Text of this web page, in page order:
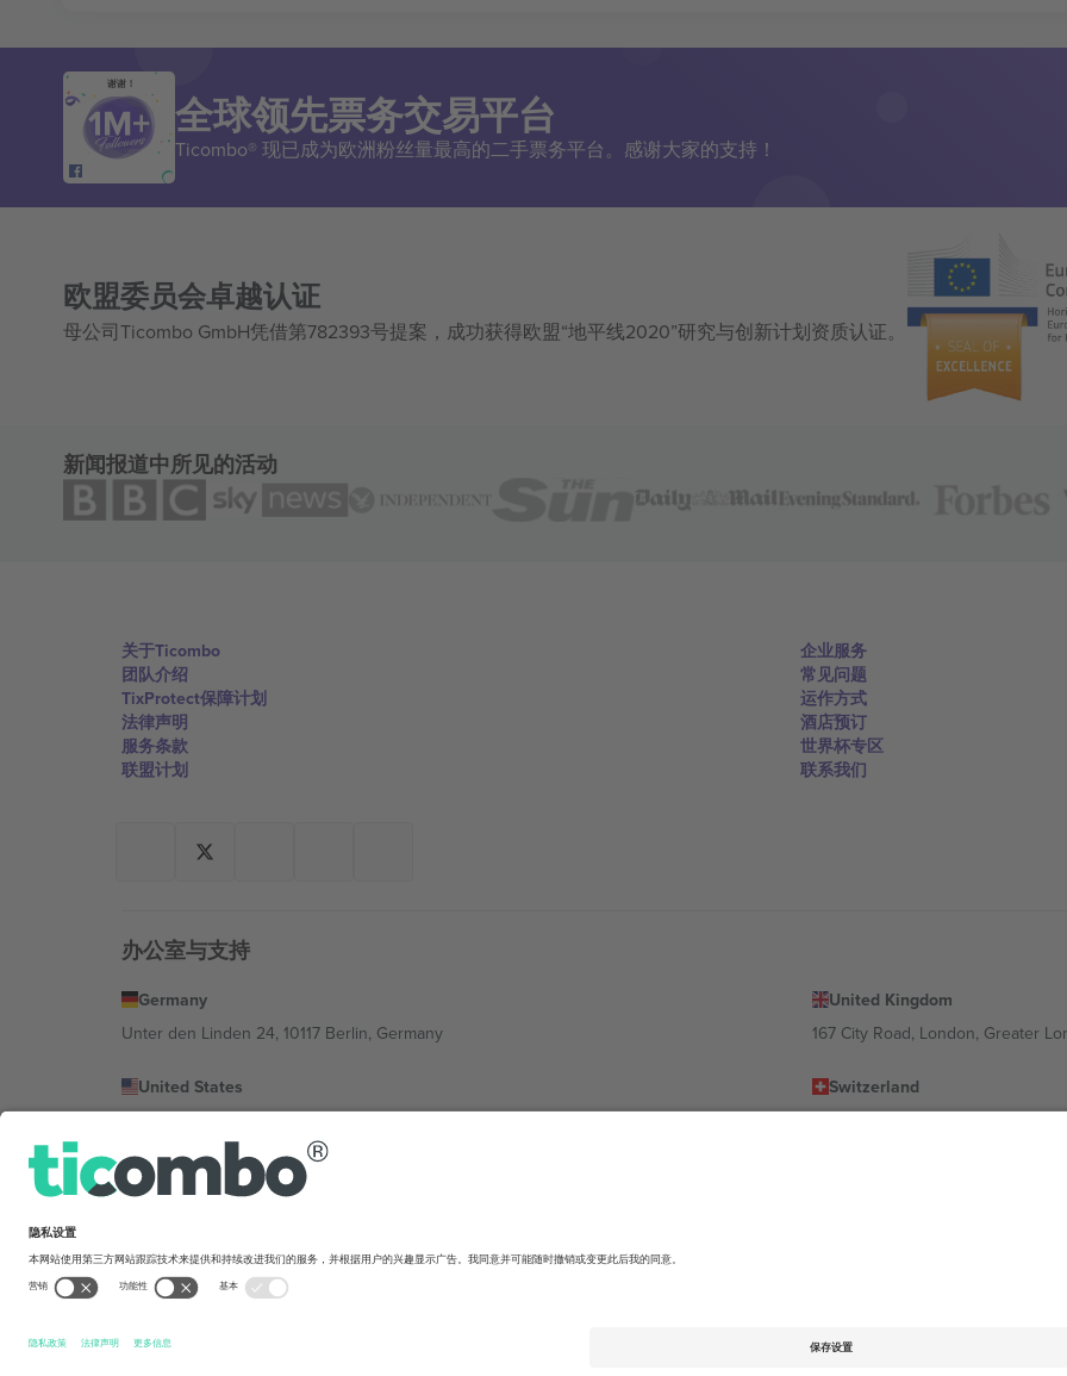
谢谢！
全球领先票务交易平台
Ticombo® 现已成为欧洲粉丝量最高的二手票务平台。感谢大家的支持！
欧盟委员会卓越认证
母公司Ticombo GmbH凭借第782393号提案，成功获得欧盟“地平线2020”研究与创新计划资质认证。
新闻报道中所见的活动
关于Ticombo
团队介绍
TixProtect保障计划
法律声明
服务条款
联盟计划
企业服务
常见问题
运作方式
酒店预订
世界杯专区
联系我们
办公室与支持
Germany
Unter den Linden 24, 10117 Berlin, Germany
United Kingdom
167 City Road, London, Greater
United States
Switzerland
Bulgaria
Mexico
Av Chapultepec 360, Roma Norte, Cuauhtémoc, 06700 Ciudad de México, CDMX, Mexico
平台提供商的法律实体可能会因地点、活动和/或领域而有所不同。有关详细信息，请查看特定活动页面、版权声明和条款。,